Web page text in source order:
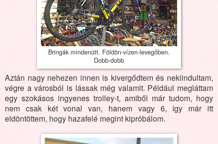
Bringák mindenütt. Földön-vízen-levegőben.
Dobb-dobb
Aztán nagy nehezen innen is kivergődtem és nekiindultam,
végre a városból is lássak még valamit. Például megláttam
egy szokásos ingyenes trolley-t, amiből már tudom, hogy
nem csak két vonal van, hanem vagy 6, így már itt
eldöntöttem, hogy hazafelé megint kipróbálom.